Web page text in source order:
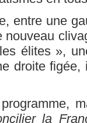
entre une
élites »,
droite
la